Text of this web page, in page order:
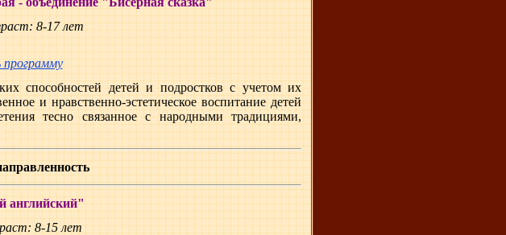
8-17 лет
способностей детей и подростков с учетом их
и нравственно-эстетическое воспитание детей
тесно связанное с народными традициями,
английский"
8-15 лет